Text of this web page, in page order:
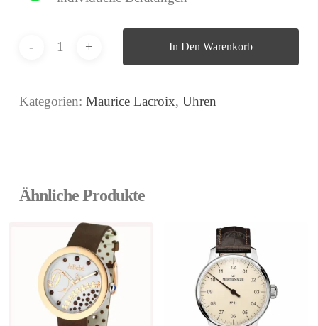
In Den Warenkorb
Kategorien: Maurice Lacroix, Uhren
Ähnliche Produkte